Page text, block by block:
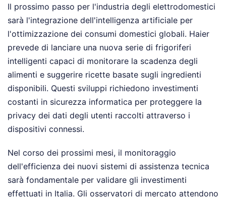
Il prossimo passo per l'industria degli elettrodomestici
sarà l'integrazione dell'intelligenza artificiale per
l'ottimizzazione dei consumi domestici globali. Haier
prevede di lanciare una nuova serie di frigoriferi
intelligenti capaci di monitorare la scadenza degli
alimenti e suggerire ricette basate sugli ingredienti
disponibili. Questi sviluppi richiedono investimenti
costanti in sicurezza informatica per proteggere la
privacy dei dati degli utenti raccolti attraverso i
dispositivi connessi.
Nel corso dei prossimi mesi, il monitoraggio
dell'efficienza dei nuovi sistemi di assistenza tecnica
sarà fondamentale per validare gli investimenti
effettuati in Italia. Gli osservatori di mercato attendono